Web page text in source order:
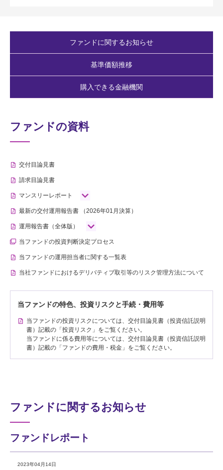
ファンドに関するお知らせ
基準価額推移
購入できる金融機関
ファンドの資料
交付目論見書
請求目論見書
マンスリーレポート
最新の交付運用報告書 （2026年01月決算）
運用報告書（全体版）
当ファンドの投資判断決定プロセス
当ファンドの運用担当者に関する一覧表
当社ファンドにおけるデリバティブ取引等のリスク管理方法について
当ファンドの特色、投資リスクと手続・費用等
当ファンドの投資リスクについては、交付目論見書（投資信託説明
書）記載の「投資リスク」をご覧ください。
当ファンドに係る費用等については、交付目論見書（投資信託説明
書）記載の「ファンドの費用・税金」をご覧ください。
ファンドに関するお知らせ
ファンドレポート
2023年04月14日